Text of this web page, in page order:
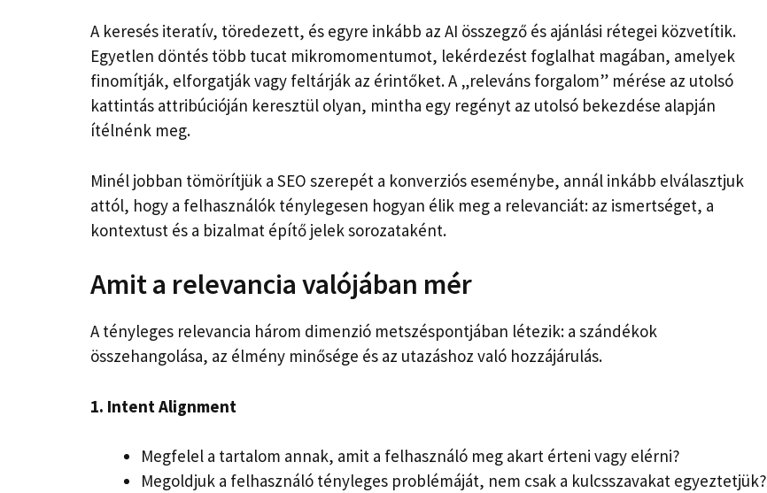
A keresés iteratív, töredezett, és egyre inkább az AI összegző és ajánlási rétegei közvetítik.
Egyetlen döntés több tucat mikromomentumot, lekérdezést foglalhat magában, amelyek
finomítják, elforgatják vagy feltárják az érintőket. A „releváns forgalom” mérése az utolsó
kattintás attribúcióján keresztül olyan, mintha egy regényt az utolsó bekezdése alapján
ítélnénk meg.
Minél jobban tömörítjük a SEO szerepét a konverziós eseménybe, annál inkább elválasztjuk
attól, hogy a felhasználók ténylegesen hogyan élik meg a relevanciát: az ismertséget, a
kontextust és a bizalmat építő jelek sorozataként.
Amit a relevancia valójában mér
A tényleges relevancia három dimenzió metszéspontjában létezik: a szándékok
összehangolása, az élmény minősége és az utazáshoz való hozzájárulás.
1. Intent Alignment
Megfelel a tartalom annak, amit a felhasználó meg akart érteni vagy elérni?
Megoldjuk a felhasználó tényleges problémáját, nem csak a kulcsszavakat egyeztetjük?